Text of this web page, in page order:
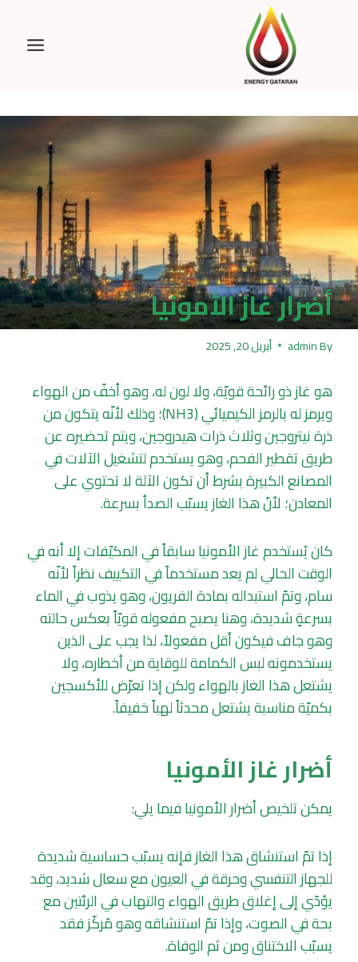
أضرار غاز الأمونيا
By
admin أبريل 20, 2025
هو غاز ذو رائحة قويّة، ولا لون له، وهو أخفّ من الهواء
ويرمز له بالرمز الكيميائي (NH3)؛ وذلك لأنّه يتكون من
ذرة نيتروجين وثلاث ذرات هيدروجين، ويتم تحضيره عن
طريق تقطير الفحم، وهو يستخدم لتشغيل الآلات في
المصانع الكبيرة بشرط أن تكون الآلة لا تحتوي على
المعادن؛ لأنّ هذا الغاز يسبّب الصدأ بسرعة.
كان يُستخدم غاز الأمونيا سابقاً في المكيّفات إلا أنه في
الوقت الحالي لم يعد مستخدماً في التكييف نظراً لأنّه
سام، وتمّ استبداله بمادة الفريون، وهو يذوب في الماء
بسرعةٍ شديدة، وهنا يصبح مفعوله قويّاً بعكس حالته
وهو جاف فيكون أقل مفعولاً، لذا يجب على الذين
يستخدمونه لبس الكمامة للوقاية من أخطاره، ولا
يشتعل هذا الغاز بالهواء ولكن إذا تعرّض للأكسجين
بكميّة مناسبة يشتعل محدثاً لهباً خفيفاً.
أضرار غاز الأمونيا
يمكن تلخيص أضرار الأمونيا فيما يلي:
إذا تمّ استنشاق هذا الغاز فإنه يسبّب حساسية شديدة
للجهاز التنفسي وحرقة في العيون مع سعال شديد، وقد
يؤدّي إلى إغلاق طريق الهواء والتهاب في الرئتين مع
بحة في الصوت، وإذا تمّ استنشاقه وهو مُركّز فقد
يسبّب الاختناق ومن ثم الوفاة.